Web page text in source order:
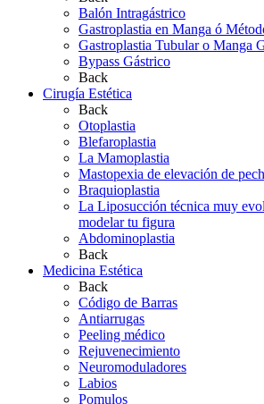
Balón Intragástrico
Gastroplastia en Manga ó
Gastroplastia Tubular o Manga
Bypass Gástrico
Back
Cirugía Estética
Back
Otoplastia
Blefaroplastia
La Mamoplastia
Mastopexia de elevación de
Braquioplastia
La Liposucción técnica muy
modelar tu figura
Abdominoplastia
Back
Medicina Estética
Back
Código de Barras
Antiarrugas
Peeling médico
Rejuvenecimiento
Neuromoduladores
Labios
Pomulos